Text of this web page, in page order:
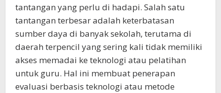
tantangan yang perlu di hadapi. Salah satu
tantangan terbesar adalah keterbatasan
sumber daya di banyak sekolah, terutama di
daerah terpencil yang sering kali tidak memiliki
akses memadai ke teknologi atau pelatihan
untuk guru. Hal ini membuat penerapan
evaluasi berbasis teknologi atau metode